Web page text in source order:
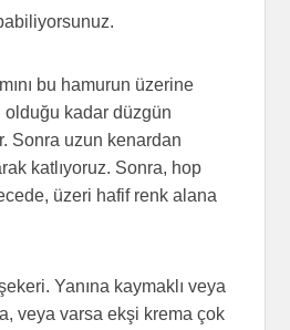
bu hamurun üzerine
kadar düzgün
Sonra uzun kenardan
katlıyoruz. Sonra, hop
üzeri hafif renk alana
Yanına kaymaklı veya
veya varsa ekşi krema çok